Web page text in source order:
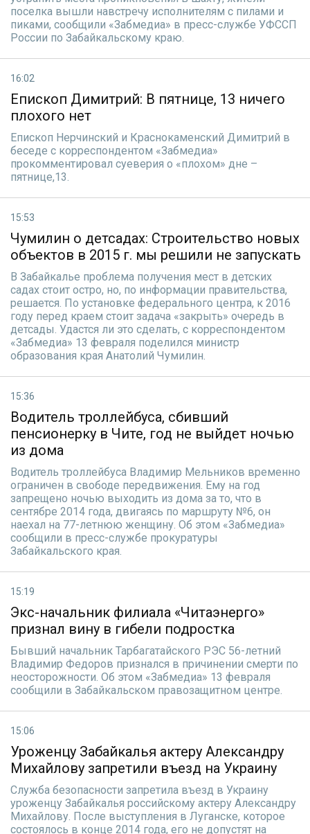
поселка вышли навстречу исполнителям с пилами и
пиками, сообщили «Забмедиа» в пресс-службе УФССП
России по Забайкальскому краю.
16:02
Епископ Димитрий: В пятнице, 13 ничего
плохого нет
Епископ Нерчинский и Краснокаменский Димитрий в
беседе с корреспондентом «Забмедиа»
прокомментировал суеверия о «плохом» дне –
пятнице,13.
15:53
Чумилин о детсадах: Строительство новых
объектов в 2015 г. мы решили не запускать
В Забайкалье проблема получения мест в детских
садах стоит остро, но, по информации правительства,
решается. По установке федерального центра, к 2016
году перед краем стоит задача «закрыть» очередь в
детсады. Удастся ли это сделать, с корреспондентом
«Забмедиа» 13 февраля поделился министр
образования края Анатолий Чумилин.
15:36
Водитель троллейбуса, сбивший
пенсионерку в Чите, год не выйдет ночью
из дома
Водитель троллейбуса Владимир Мельников временно
ограничен в свободе передвижения. Ему на год
запрещено ночью выходить из дома за то, что в
сентябре 2014 года, двигаясь по маршруту №6, он
наехал на 77-летнюю женщину. Об этом «Забмедиа»
сообщили в пресс-службе прокуратуры
Забайкальского края.
15:19
Экс-начальник филиала «Читаэнерго»
признал вину в гибели подростка
Бывший начальник Тарбагатайского РЭС 56-летний
Владимир Федоров признался в причинении смерти по
неосторожности. Об этом «Забмедиа» 13 февраля
сообщили в Забайкальском правозащитном центре.
15:06
Уроженцу Забайкалья актеру Александру
Михайлову запретили въезд на Украину
Служба безопасности запретила въезд в Украину
уроженцу Забайкалья российскому актеру Александру
Михайлову. После выступления в Луганске, которое
состоялось в конце 2014 года, его не допустят на